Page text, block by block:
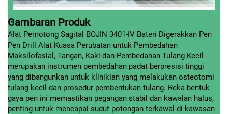
Gambaran Produk
Alat Pemotong Sagital BOJIN 3401-IV Bateri Digerakkan Pen
Pen Drill Alat Kuasa Perubatan untuk Pembedahan
Maksilofasial, Tangan, Kaki dan Pembedahan Tulang Kecil
merupakan instrumen pembedahan padat berpresisi tinggi
yang dibangunkan untuk klinikian yang melakukan osteotomi
tulang kecil dan prosedur pembentukan tulang. Reka bentuk
gaya pen ini memastikan pegangan stabil dan kawalan halus,
penting untuk mencapai sudut potongan terkawal di kawasan